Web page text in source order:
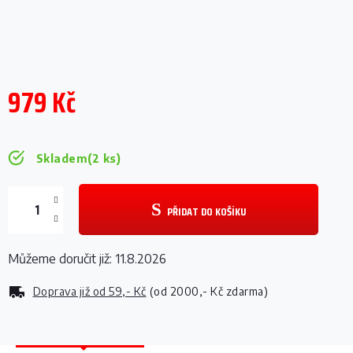
979 Kč
Skladem(2 ks)
Doprava již od 59,- Kč (od 2000,- Kč zdarma)
PŘIDAT DO KOŠÍKU
Můžeme doručit již: 11.8.2026